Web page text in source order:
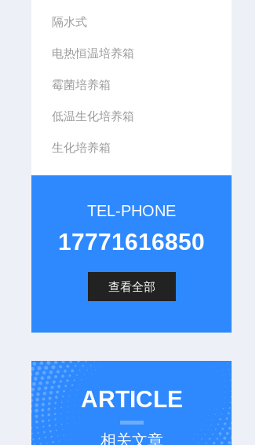
隔水式
电热恒温培养箱
霉菌培养箱
低温生化培养箱
生化培养箱
TEL-PHONE
17771616850
查看全部
ARTICLE
相关文章